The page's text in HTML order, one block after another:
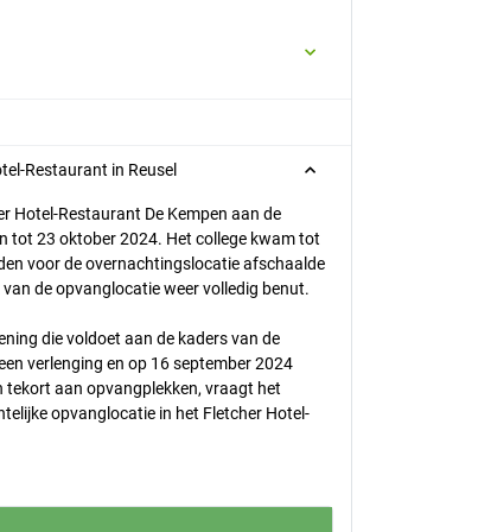
Restaurant in Reusel
Hotel-Restaurant De Kempen aan de
tot 23 oktober 2024. Het college kwam tot
voor de overnachtingslocatie afschaalde
de opvanglocatie weer volledig benut.
die voldoet aan de kaders van de
verlenging en op 16 september 2024
tekort aan opvangplekken, vraagt het
opvanglocatie in het Fletcher Hotel-